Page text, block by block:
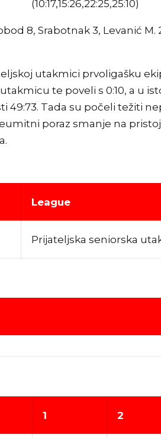
(10:17,15:26,22:25,25:10)
8, Srabotnak 3, Levanić M.
utakmici prvoligašku
te poveli s 0:10, a u
49:73. Tada su počeli težiti
poraz smanje na
League
Prijateljska seniorska
1 2